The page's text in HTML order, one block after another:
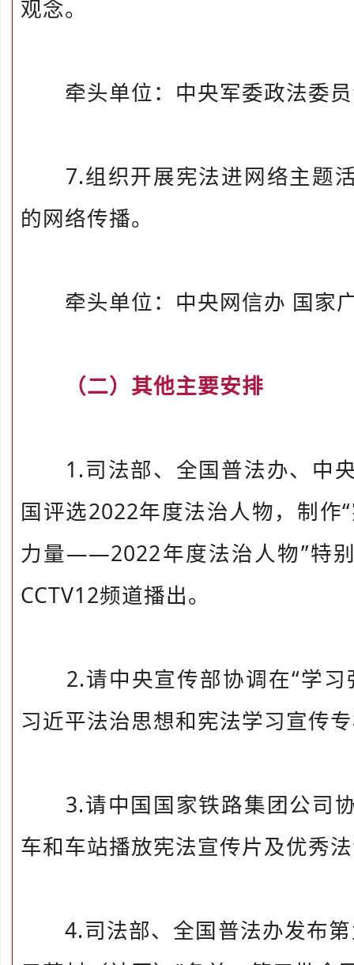
观念。
牵头单位：中央军委政法委
7.组织开展宪法进网络主题
的网络传播。
牵头单位：中央网信办 国家
（二）其他主要安排
1.司法部、全国普法办、中
国评选2022年度法治人物，制作
力量——2022年度法治人物”特
CCTV12频道播出。
2.请中央宣传部协调在“学习
习近平法治思想和宪法学习宣传
3.请中国国家铁路集团公司
车和车站播放宪法宣传片及优秀
4.司法部、全国普法办发布第